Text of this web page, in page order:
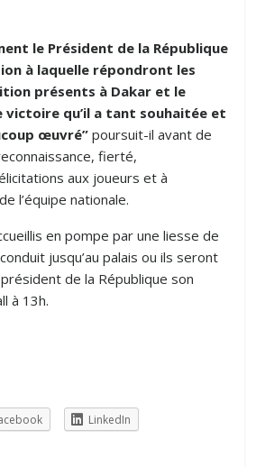
le Président de la République
à laquelle répondront les
présents à Dakar et le
qu’il a tant souhaitée et
œuvré” poursuit-il avant de
fierté,
aux joueurs et à
l’équipe nationale.
en pompe par une liesse de
jusqu’au palais ou ils seront
de la République son
à 13h.
LinkedIn